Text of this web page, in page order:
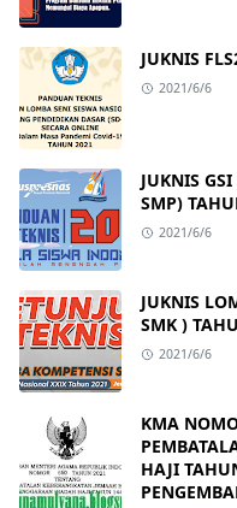
JUKNIS
2021/6/6
JUKNIS
SMP)
2021/6/6
JUKNIS
SMK )
2021/6/6
KMA
HAJI